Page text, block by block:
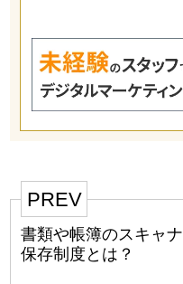
PREV
書類や帳簿のスキャナ
保存制度とは？